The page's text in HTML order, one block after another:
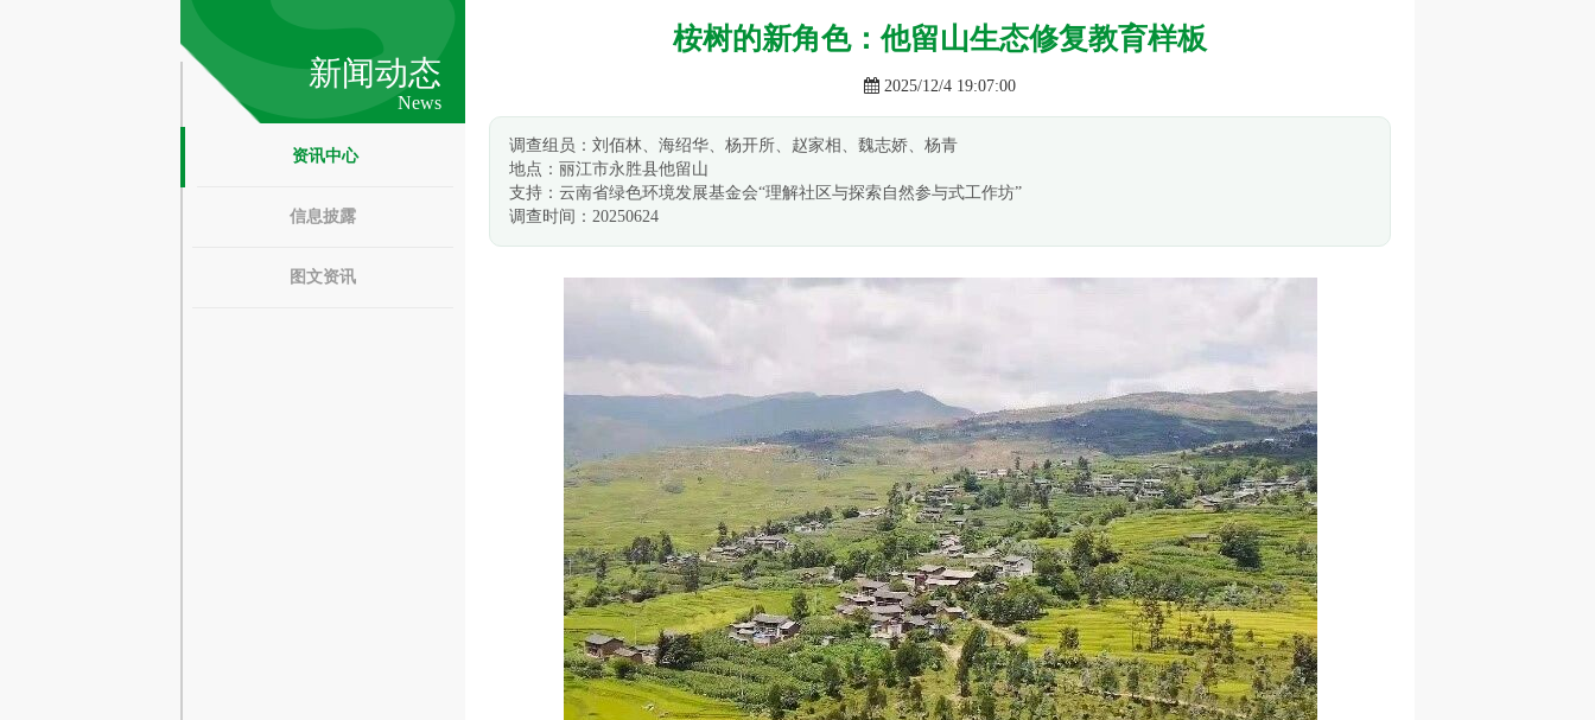
新闻动态
News
资讯中心
信息披露
图文资讯
桉树的新角色：他留山生态修复教育样板
2025/12/4 19:07:00
调查组员：刘佰林、海绍华、杨开所、赵家相、魏志娇、杨青
地点：丽江市永胜县他留山
支持：云南省绿色环境发展基金会“理解社区与探索自然参与式工作坊”
调查时间：20250624